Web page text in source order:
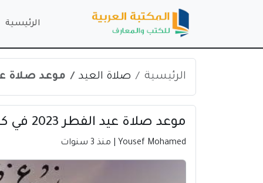
الرئيسية
الرئيسية صلاة العيد موعد صلاة عيد الفطر
موعد صلاة عيد الفطر 2023 في كان | فرنسا
Yousef Mohamed | منذ 3 سنوات